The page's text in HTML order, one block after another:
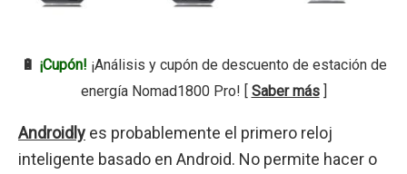
🔋 ¡Cupón! ¡Análisis y cupón de descuento de estación de
energía Nomad1800 Pro! [ Saber más]
Androidly es probablemente el primero reloj
inteligente basado en Android. No permite hacer o